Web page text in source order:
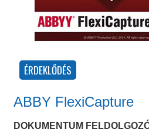
ABBY FlexiCapture
DOKUMENTUM